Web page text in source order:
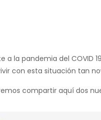
a la pandemia del COVID
con esta situación tan
compartir aquí dos